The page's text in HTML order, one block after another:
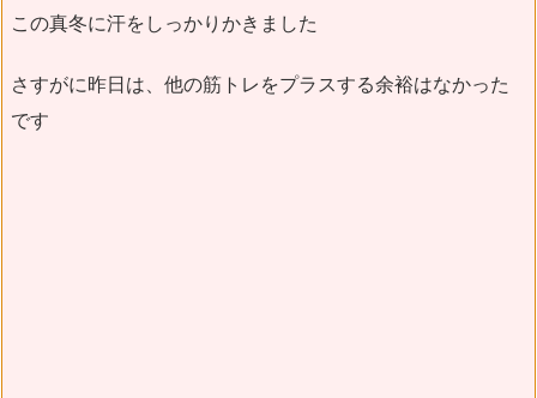
この真冬に汗をしっかりかきました
さすがに昨日は、他の筋トレをプラスする余裕はなかった
です